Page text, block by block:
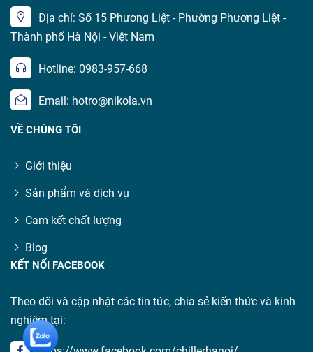
Địa chỉ: Số 15 Phương Liệt - Phường Phương Liệt -
Thành phố Hà Nội - Việt Nam
Hotline: 0983-957-668
Email: hotro@nikola.vn
VỀ CHÚNG TÔI
Giới thiệu
Sản phẩm và dịch vụ
Cam kết chất lượng
Blog
KẾT NỐI FACEBOOK
Theo dõi và cập nhật các tin tức, chia sẻ kiến thức và kinh
nghiệm tại: